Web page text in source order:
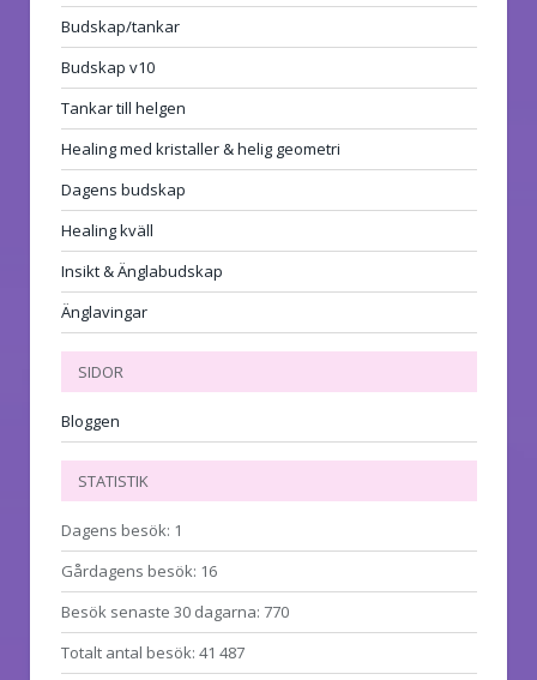
Budskap/tankar
Budskap v10
Tankar till helgen
Healing med kristaller & helig geometri
Dagens budskap
Healing kväll
Insikt & Änglabudskap
Änglavingar
SIDOR
Bloggen
STATISTIK
Dagens besök: 1
Gårdagens besök: 16
Besök senaste 30 dagarna: 770
Totalt antal besök: 41 487